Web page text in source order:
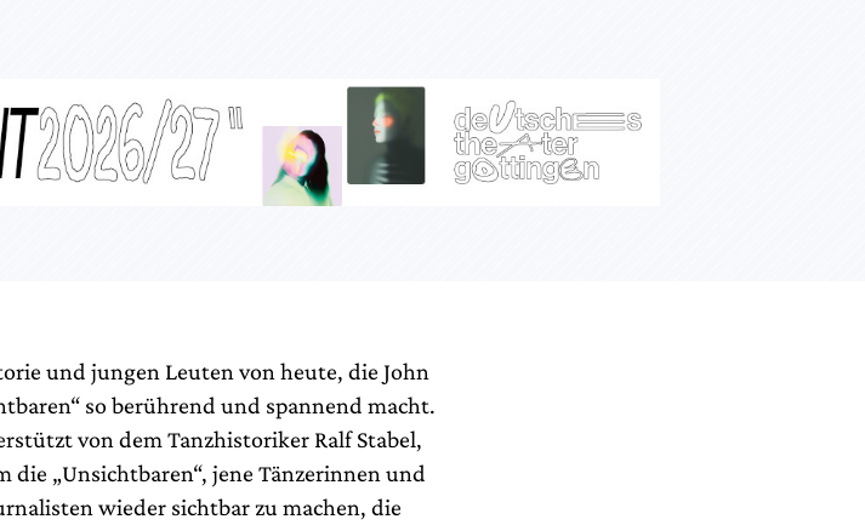
und jungen Leuten von heute, die John
so berührend und spannend macht.
von dem Tanzhistoriker Ralf Stabel,
die „Unsichtbaren“, jene Tänzerinnen und
wieder sichtbar zu machen, die